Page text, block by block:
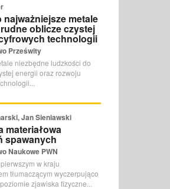
najważniejsze metale
oblicze czystej
technologii
Prześwity
niezbędne ludzkości do
energii oraz rozwoju
Jan Sieniawski
materiałowa
spawanych
Naukowe PWN
w kraju
tłumaczącym wyczerpująco
zjawiska fizyczne...